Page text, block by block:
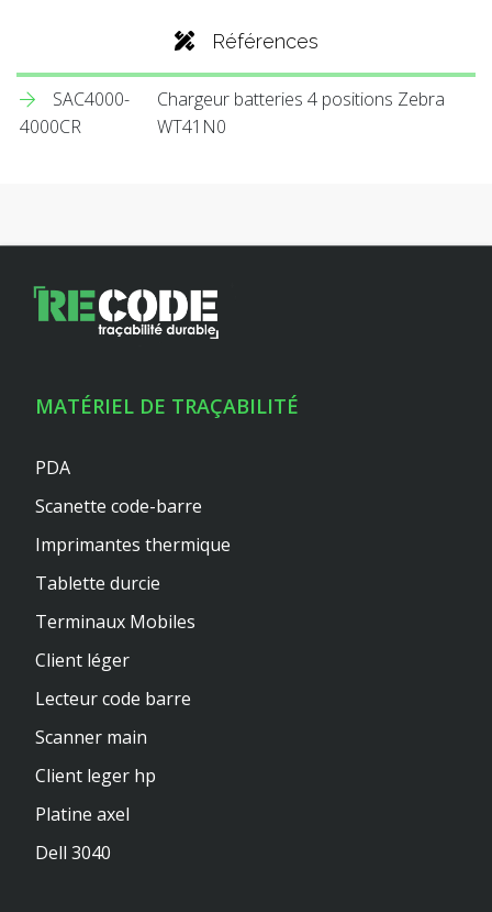
Références
SAC4000-
4000CR
Chargeur batteries 4 positions Zebra
WT41N0
MATÉRIEL DE TRAÇABILITÉ
PDA
Scanette code-barre
Imprimantes thermique
Tablette durcie
Terminaux Mobiles
Client léger
Lecteur code barre
Scanner main
Client leger hp
Platine axel
Dell 3040